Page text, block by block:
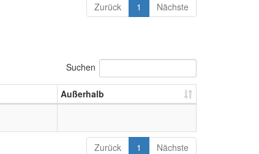
Zurück 1 Nächste
Suchen
Außerhalb
Zurück 1 Nächste